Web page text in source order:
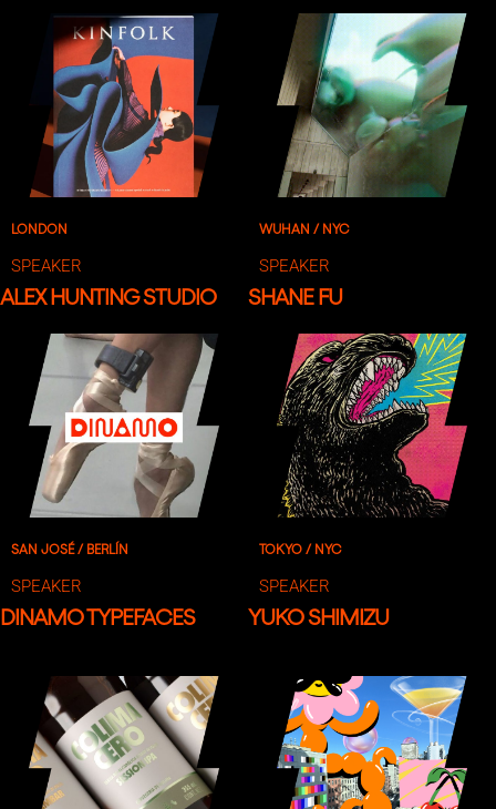
LONDON
SPEAKER
ALEX HUNTING STUDIO
WUHAN / NYC
SPEAKER
SHANE FU
SAN JOSÉ / BERLÍN
SPEAKER
DINAMO TYPEFACES
TOKYO / NYC
SPEAKER
YUKO SHIMIZU